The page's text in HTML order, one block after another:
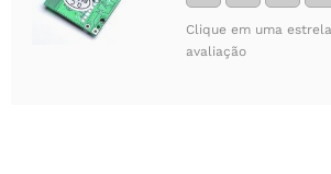
Clique em uma
avaliação